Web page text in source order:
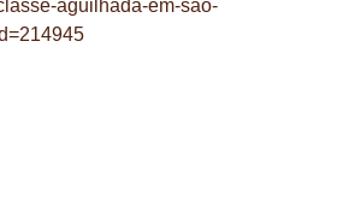
aguilhada-em-sao-